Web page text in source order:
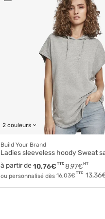
2 couleurs
Build Your Brand
Ladies sleeveless hoody Sweat sans
à partir de
8,97€HT
10,76€ TTC
ou personnalisé dès 16,03€ TTC 13,36